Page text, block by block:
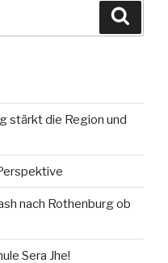
stärkt die Region und
nach Rothenburg ob
Sera Jhe!